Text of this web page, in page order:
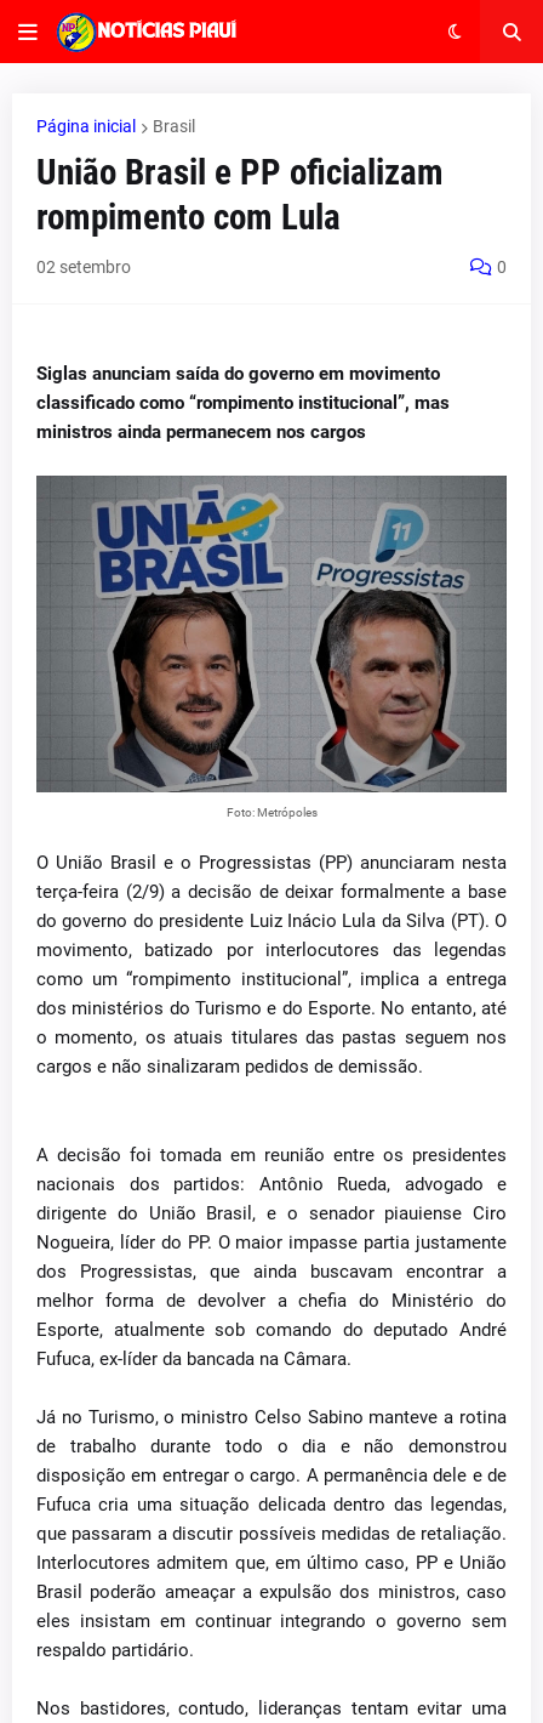
Página inicial Brasil
União Brasil e PP oficializam
rompimento com Lula
02 setembro 0
Siglas anunciam saída do governo em movimento
classificado como “rompimento institucional”, mas
ministros ainda permanecem nos cargos
Foto: Metrópoles
O União Brasil e o Progressistas (PP) anunciaram nesta
terça-feira (2/9) a decisão de deixar formalmente a base
do governo do presidente Luiz Inácio Lula da Silva (PT). O
movimento, batizado por interlocutores das legendas
como um “rompimento institucional”, implica a entrega
dos ministérios do Turismo e do Esporte. No entanto, até
o momento, os atuais titulares das pastas seguem nos
cargos e não sinalizaram pedidos de demissão.
A decisão foi tomada em reunião entre os presidentes
nacionais dos partidos: Antônio Rueda, advogado e
dirigente do União Brasil, e o senador piauiense Ciro
Nogueira, líder do PP. O maior impasse partia justamente
dos Progressistas, que ainda buscavam encontrar a
melhor forma de devolver a chefia do Ministério do
Esporte, atualmente sob comando do deputado André
Fufuca, ex-líder da bancada na Câmara.
Já no Turismo, o ministro Celso Sabino manteve a rotina
de trabalho durante todo o dia e não demonstrou
disposição em entregar o cargo. A permanência dele e de
Fufuca cria uma situação delicada dentro das legendas,
que passaram a discutir possíveis medidas de retaliação.
Interlocutores admitem que, em último caso, PP e União
Brasil poderão ameaçar a expulsão dos ministros, caso
eles insistam em continuar integrando o governo sem
respaldo partidário.
Nos bastidores, contudo, lideranças tentam evitar uma